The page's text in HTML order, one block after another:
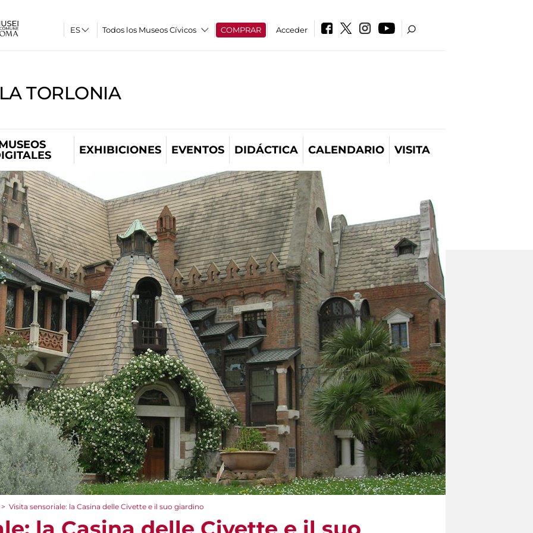
Todos los Museos Cívicos COMPRAR Acceder
TORLONIA
EXHIBICIONES EVENTOS DIDÁCTICA CALENDARIO VISITA
> Visita sensoriale: la Casina delle Civette e il suo giardino